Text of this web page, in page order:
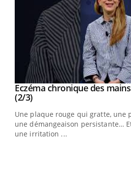
Youtube
Eczéma chronique des
(2/3)Youtube
Une plaque rouge qui gratte, une
une démangeaison persistante…
une irritation ...